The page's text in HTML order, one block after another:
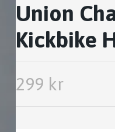
Union
Kickbike
299 kr